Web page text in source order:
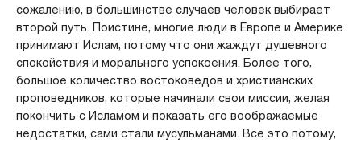
сожалению, в большинстве случаев человек выбирает
второй путь. Поистине, многие люди в Европе и Америке
принимают Ислам, потому что они жаждут душевного
спокойствия и морального успокоения. Более того,
большое количество востоковедов и христианских
проповедников, которые начинали свои миссии, желая
покончить с Исламом и показать его воображаемые
недостатки, сами стали мусульманами. Все это потому,